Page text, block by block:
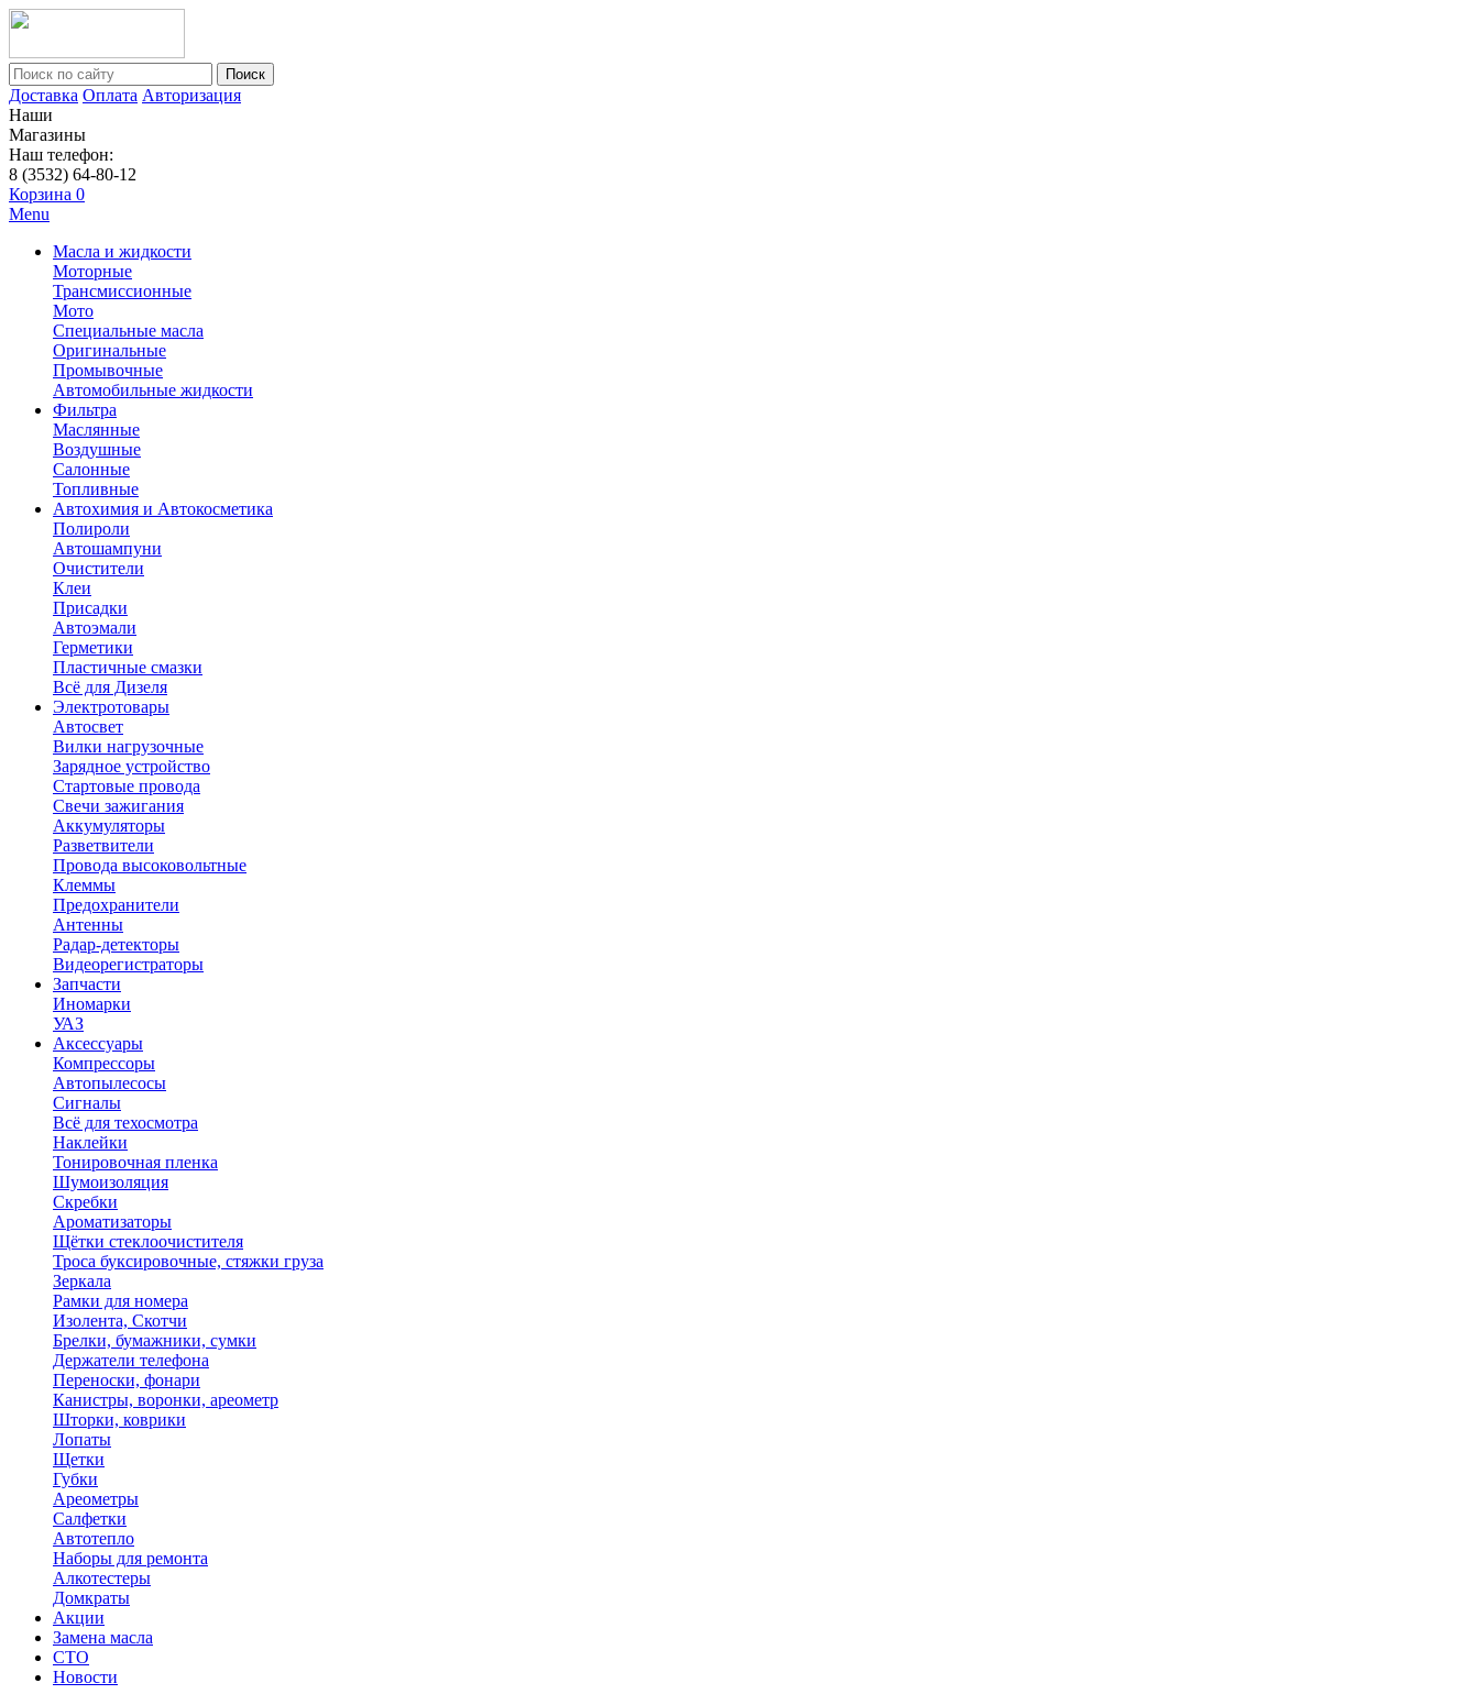
Поиск
Доставка Оплата Авторизация
Наши
Магазины
Наш телефон:
8 (3532) 64-80-12
Корзина 0
Menu
Масла и жидкости
Моторные
Трансмиссионные
Мото
Специальные масла
Оригинальные
Промывочные
Автомобильные жидкости
Фильтра
Маслянные
Воздушные
Салонные
Топливные
Автохимия и Автокосметика
Полироли
Автошампуни
Очистители
Клеи
Присадки
Автоэмали
Герметики
Пластичные смазки
Всё для Дизеля
Электротовары
Автосвет
Вилки нагрузочные
Зарядное устройство
Стартовые провода
Свечи зажигания
Аккумуляторы
Разветвители
Провода высоковольтные
Клеммы
Предохранители
Антенны
Радар-детекторы
Видеорегистраторы
Запчасти
Иномарки
УАЗ
Аксесcуары
Компрессоры
Автопылесосы
Сигналы
Всё для техосмотра
Наклейки
Тонировочная пленка
Шумоизоляция
Скребки
Ароматизаторы
Щётки стеклоочистителя
Троса буксировочные, стяжки груза
Зеркала
Рамки для номера
Изолента, Скотчи
Брелки, бумажники, сумки
Держатели телефона
Переноски, фонари
Канистры, воронки, ареометр
Шторки, коврики
Лопаты
Щетки
Губки
Ареометры
Салфетки
Автотепло
Наборы для ремонта
Алкотестеры
Домкраты
Акции
Замена масла
СТО
Новости